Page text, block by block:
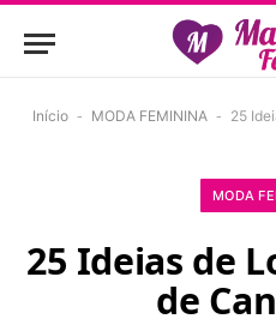
Início - MODA FEMININA - 25
MODA
25 Ideias de
de